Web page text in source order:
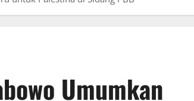
Umumkan